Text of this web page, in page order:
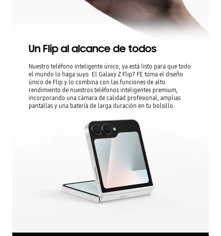
Un Flip al alcance de todos
Nuestro teléfono inteligente único, ya está listo para que todo
el mundo lo haga suyo. El Galaxy Z Flip7 FE toma el diseño
único de Flip y lo combina con las funciones de alto
rendimiento de nuestros teléfonos inteligentes premium,
incorporando una cámara de calidad profesional, amplias
pantallas y una batería de larga duración en tu bolsillo.